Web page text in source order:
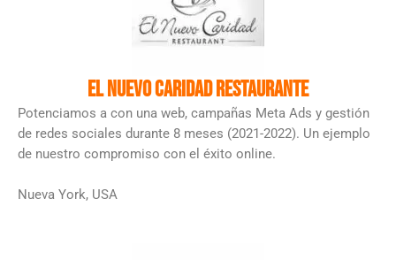
El Nuevo Caridad Restaurante
Potenciamos a con una web, campañas Meta Ads y gestión
de redes sociales durante 8 meses (2021-2022). Un ejemplo
de nuestro compromiso con el éxito online.
Nueva York, USA